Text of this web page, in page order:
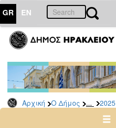
GR EN
Αρχική Ο Δήμος ... 2025
ΔΗΜΟΣ
Δελτία
Τύπου
Αρχείο
2026